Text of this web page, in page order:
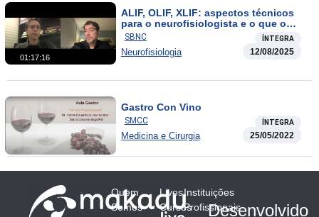
01:17:16
ALIF, OLIF, XLIF: aspectos técnicos
para o neurofisiologista e o que o
cirurgião de coluna espera da MNIO
SBNC ÍNTEGRA
Neurofisiologia 12/08/2025
Gastro Con Vino
SMCC ÍNTEGRA
Medicina e Cirurgia 25/05/2022
Quem
Somos
Lives
Cursos
Instituições
Profissionais
Desenvolvido